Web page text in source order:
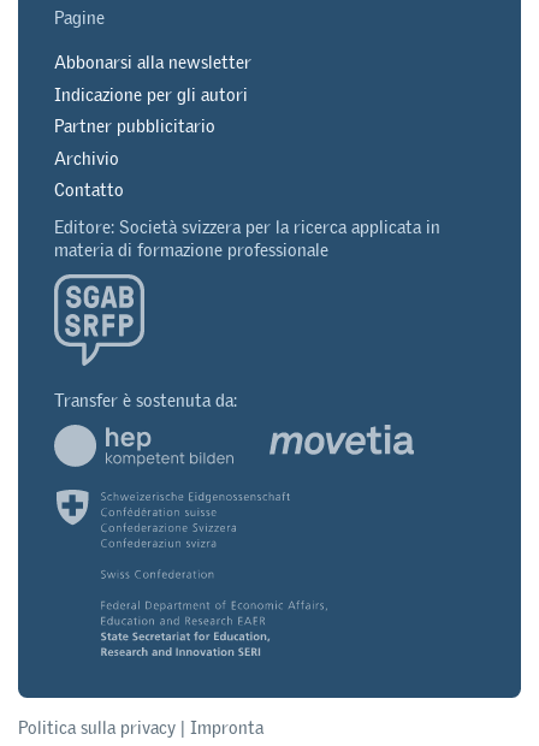
Pagine
Abbonarsi alla newsletter
Indicazione per gli autori
Partner pubblicitario
Archivio
Contatto
Editore: Società svizzera per la ricerca applicata in
materia di formazione professionale
Transfer è sostenuta da:
Politica sulla privacy | Impronta